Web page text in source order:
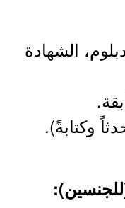
الشهادة
وكتابةً).